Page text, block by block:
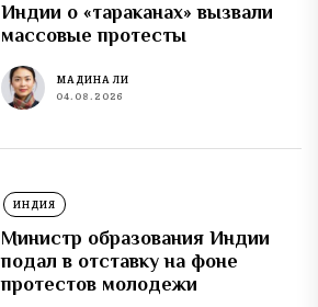
Индии о «тараканах» вызвали
массовые протесты
МАДИНА ЛИ
04.08.2026
ИНДИЯ
Министр образования Индии
подал в отставку на фоне
протестов молодежи